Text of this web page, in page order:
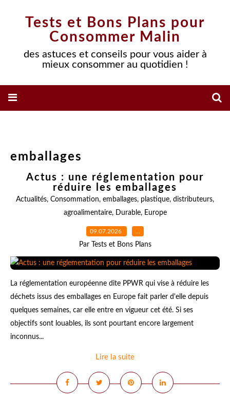
Tests et Bons Plans pour
Consommer Malin
des astuces et conseils pour vous aider à
mieux consommer au quotidien !
emballages
Actus : une réglementation pour
réduire les emballages
Actualités, Consommation, emballages, plastique, distributeurs,
agroalimentaire, Durable, Europe
09.07.2026 …
Par Tests et Bons Plans
La réglementation européenne dite PPWR qui vise à réduire les
déchets issus des emballages en Europe fait parler d'elle depuis
quelques semaines, car elle entre en vigueur cet été. Si ses
objectifs sont louables, ils sont pourtant encore largement
inconnus...
Lire la suite